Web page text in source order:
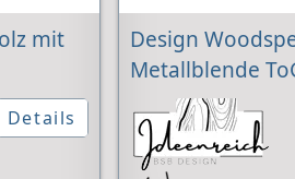
mit
Details
Design
Metallblende